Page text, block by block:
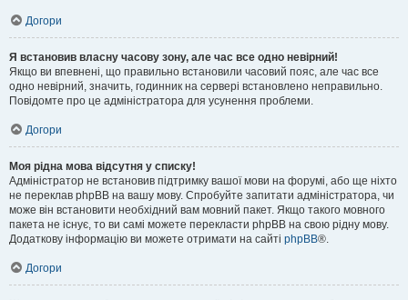
Догори
Я встановив власну часову зону, але час все одно невірний!
Якщо ви впевнені, що правильно встановили часовий пояс, але час все
одно невірний, значить, годинник на сервері встановлено неправильно.
Повідомте про це адміністратора для усунення проблеми.
Догори
Моя рідна мова відсутня у списку!
Адміністратор не встановив підтримку вашої мови на форумі, або ще ніхто
не переклав phpBB на вашу мову. Спробуйте запитати адміністратора, чи
може він встановити необхідний вам мовний пакет. Якщо такого мовного
пакета не існує, то ви самі можете перекласти phpBB на свою рідну мову.
Додаткову інформацію ви можете отримати на сайті phpBB®.
Догори